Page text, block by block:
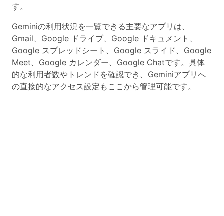
す。
Geminiの利用状況を一覧できる主要なアプリは、
Gmail、Google ドライブ、Google ドキュメント、
Google スプレッドシート、Google スライド、Google
Meet、Google カレンダー、Google Chatです。具体
的な利用者数やトレンドを確認でき、Geminiアプリへ
の直接的なアクセス設定もここから管理可能です。